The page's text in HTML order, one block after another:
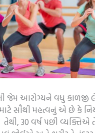
જેમ આરોગ્યને વધુ કાળજી
માટે સૌથી મહત્વનું એ છે કે
30 વર્ષ પછી વ્યક્તિએ